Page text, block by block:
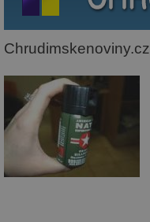
Chrudimskenoviny.cz